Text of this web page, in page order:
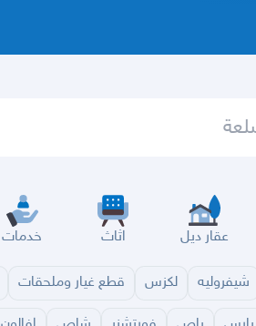
عقار ديل اثاث خدمات
شيفروليه لكزس قطع غيار وملحقات